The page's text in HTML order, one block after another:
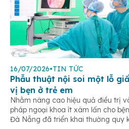
16/07/2026•TIN TỨC
Phẫu thuật nội soi một lỗ
vị bẹn ở trẻ em
Nhằm nâng cao hiệu quả điều trị
pháp ngoại khoa ít xâm lấn cho
Đà Nẵng đã triển khai thường quy